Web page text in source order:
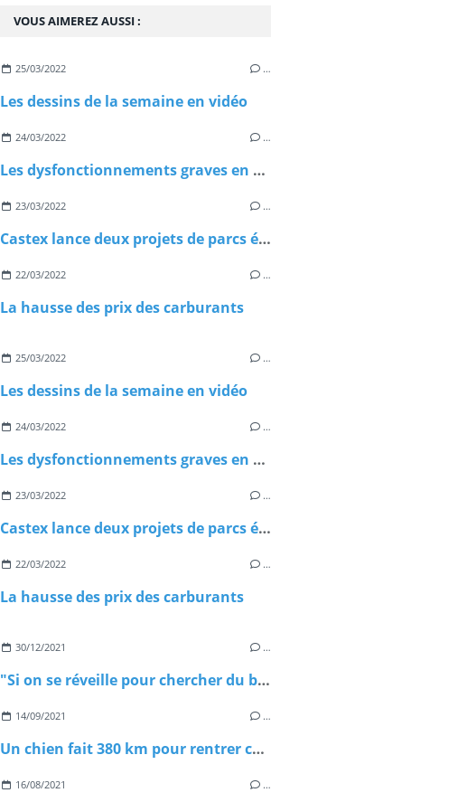
VOUS AIMEREZ AUSSI :
25/03/2022 …
Les dessins de la semaine en vidéo
24/03/2022 …
Les dysfonctionnements graves en EPHAD
23/03/2022 …
Castex lance deux projets de parcs éoliens flottants
22/03/2022 …
La hausse des prix des carburants
25/03/2022 …
Les dessins de la semaine en vidéo
24/03/2022 …
Les dysfonctionnements graves en EPHAD
23/03/2022 …
Castex lance deux projets de parcs éoliens flottants
22/03/2022 …
La hausse des prix des carburants
30/12/2021 …
"Si on se réveille pour chercher du boulot, on trouve!"
14/09/2021 …
Un chien fait 380 km pour rentrer chez lui
16/08/2021 …